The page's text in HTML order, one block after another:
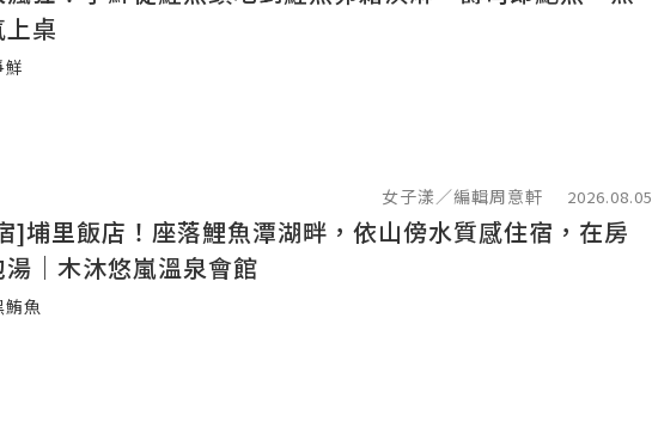
桌
鮮
女子漾／編輯周意軒 2026.08.05
]埔里飯店！座落鯉魚潭湖畔，依山傍水質感住宿，在房
湯｜木沐悠嵐溫泉會館
鮪魚